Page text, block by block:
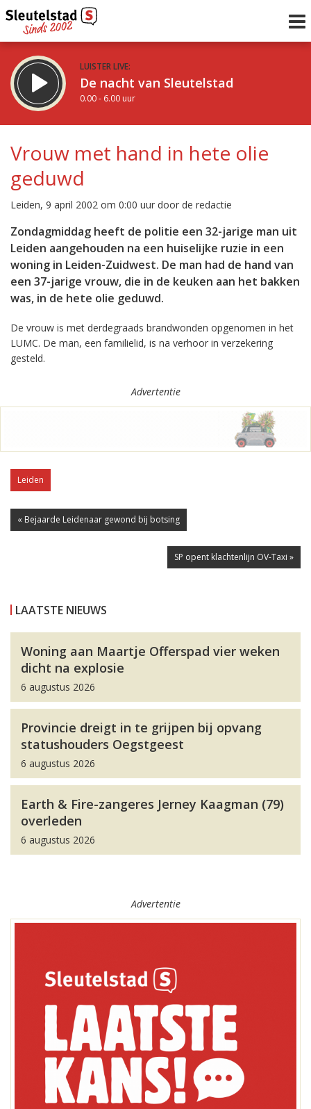
LUISTER LIVE:
De nacht van Sleutelstad
0.00 - 6.00 uur
De ochtend van Sleutelstad
6.00 - 12.00 uur
Vorig uur
Inklappen
Vrouw met hand in hete olie
geduwd
Leiden, 9 april 2002 om 0:00 uur door de redactie
Zondagmiddag heeft de politie een 32-jarige man uit
Leiden aangehouden na een huiselijke ruzie in een
woning in Leiden-Zuidwest. De man had de hand van
een 37-jarige vrouw, die in de keuken aan het bakken
was, in de hete olie geduwd.
De vrouw is met derdegraads brandwonden opgenomen in het
LUMC. De man, een familielid, is na verhoor in verzekering
gesteld.
Advertentie
Leiden
« Bejaarde Leidenaar gewond bij botsing
SP opent klachtenlijn OV-Taxi »
LAATSTE NIEUWS
Woning aan Maartje Offerspad vier weken
dicht na explosie
6 augustus 2026
Provincie dreigt in te grijpen bij opvang
statushouders Oegstgeest
6 augustus 2026
Earth & Fire-zangeres Jerney Kaagman (79)
overleden
6 augustus 2026
Advertentie